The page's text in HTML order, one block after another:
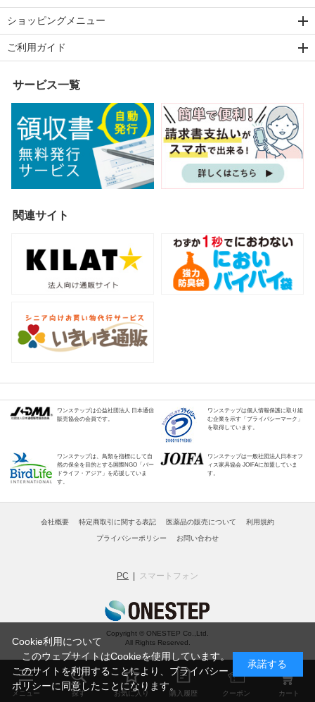
メニュー 探す お気に入り 購入履歴 クーポン カート
ショッピングメニュー
ご利用ガイド
サービス一覧
関連サイト
ワンステップは公益社団法人 日本通信
販売協会の会員です。
ワンステップは個人情報保護に取り組
む企業を示す「プライバシーマーク」
を取得しています。
ワンステップは、鳥類を指標にして自
然の保全を目的とする国際NGO「バー
ドライフ・アジア」を応援していま
す。
ワンステップは一般社団法人日本オフ
ィス家具協会 JOIFAに加盟していま
す。
会社概要 特定商取引に関する表記 医薬品の販売について 利用規約
プライバシーポリシー お問い合わせ
PC スマートフォン
Copyright © ONESTEP Co.,Ltd.
All Rights Reserved.
Cookie利用について
このウェブサイトはCookieを使用しています。
このサイトを利用することにより、 プライバシー
ポリシーに同意したことになります。
承諾する